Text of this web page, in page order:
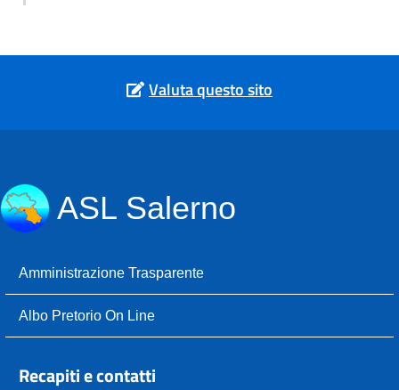
Valuta questo sito
ASL Salerno
Amministrazione Trasparente
Albo Pretorio On Line
Recapiti e contatti